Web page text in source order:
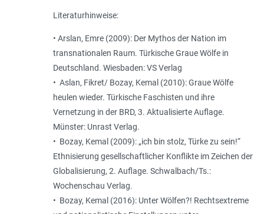
Literaturhinweise:
• Arslan, Emre (2009): Der Mythos der Nation im
transnationalen Raum. Türkische Graue Wölfe in
Deutschland. Wiesbaden: VS Verlag
• Aslan, Fikret/ Bozay, Kemal (2010): Graue Wölfe
heulen wieder. Türkische Faschisten und ihre
Vernetzung in der BRD, 3. Aktualisierte Auflage.
Münster: Unrast Verlag.
• Bozay, Kemal (2009): „ich bin stolz, Türke zu sein!“
Ethnisierung gesellschaftlicher Konflikte im Zeichen der
Globalisierung, 2. Auflage. Schwalbach/Ts.:
Wochenschau Verlag.
• Bozay, Kemal (2016): Unter Wölfen?! Rechtsextreme